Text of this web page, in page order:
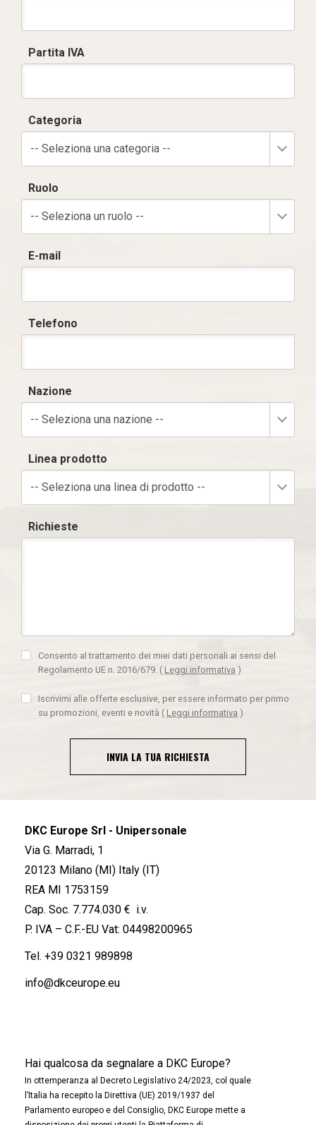
Partita IVA
Categoria
-- Seleziona una categoria --
Ruolo
-- Seleziona un ruolo --
E-mail
Telefono
Nazione
-- Seleziona una nazione --
Linea prodotto
-- Seleziona una linea di prodotto --
Richieste
Consento al trattamento dei miei dati personali ai sensi del
Regolamento UE n. 2016/679. ( Leggi informativa )
Iscrivimi alle offerte esclusive, per essere informato per primo
su promozioni, eventi e novità ( Leggi informativa )
INVIA LA TUA RICHIESTA
DKC Europe Srl - Unipersonale
Via G. Marradi, 1
20123 Milano (MI) Italy (IT)
REA MI 1753159
Cap. Soc. 7.774.030 € i.v.
P. IVA – C.F.-EU Vat: 04498200965
Tel. +39 0321 989898
info@dkceurope.eu
Hai qualcosa da segnalare a DKC Europe?
In ottemperanza al Decreto Legislativo 24/2023, col quale
l’Italia ha recepito la Direttiva (UE) 2019/1937 del
Parlamento europeo e del Consiglio, DKC Europe mette a